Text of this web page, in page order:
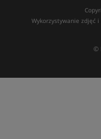
Wykorzystywanie zdjęć
©